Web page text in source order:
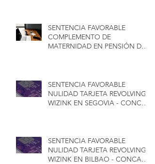
SENTENCIA FAVORABLE
COMPLEMENTO DE
MATERNIDAD EN PENSIÓN DE
SENTENCIA FAVORABLE
NULIDAD TARJETA REVOLVING
WIZINK EN SEGOVIA - CONCA
SENTENCIA FAVORABLE
NULIDAD TARJETA REVOLVING
WIZINK EN BILBAO - CONCA